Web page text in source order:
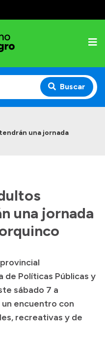
Buscar
una jornada
una jornada
Políticas Públicas y
sábado 7 a
encuentro con
recreativas y de